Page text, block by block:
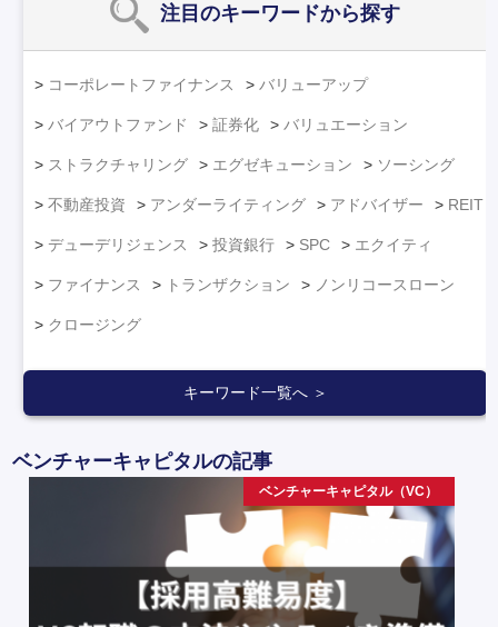
注目のキーワードから探す
コーポレートファイナンス バリューアップ
バイアウトファンド 証券化 バリュエーション
ストラクチャリング エグゼキューション ソーシング
不動産投資 アンダーライティング アドバイザー REIT
デューデリジェンス 投資銀行 SPC エクイティ
ファイナンス トランザクション ノンリコースローン
クロージング
キーワード一覧へ ＞
ベンチャーキャピタルの記事
ベンチャーキャピタル（VC）